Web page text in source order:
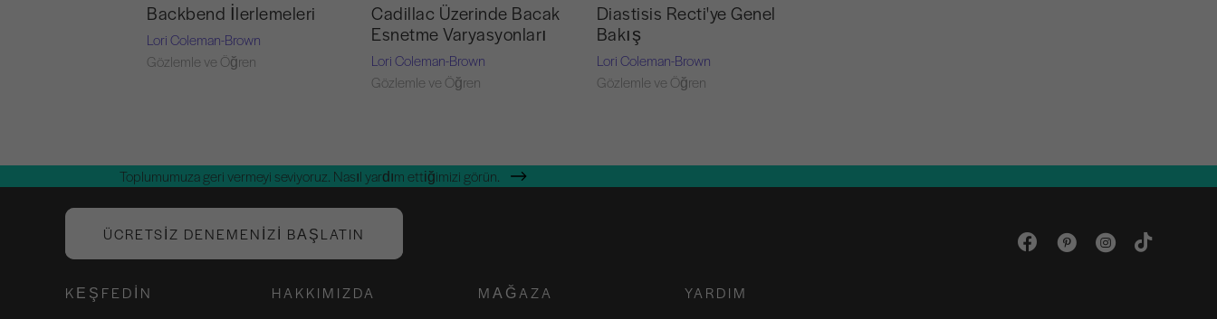
Backbend İlerlemeleri
Lori Coleman-Brown
Gözlemle ve Öğren
Cadillac Üzerinde Bacak
Esnetme Varyasyonları
Lori Coleman-Brown
Gözlemle ve Öğren
Diastisis Recti'ye Genel
Bakış
Lori Coleman-Brown
Gözlemle ve Öğren
Toplumumuza geri vermeyi seviyoruz. Nasıl yardım ettiğimizi görün.
ÜCRETSIZ DENEMENIZI BAŞLATIN
KEŞFEDIN HAKKIMIZDA MAĞAZA YARDIM